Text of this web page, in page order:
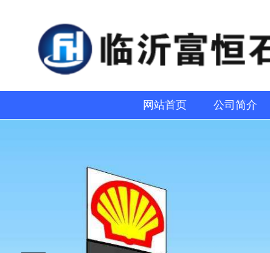
网站首页 公司简介